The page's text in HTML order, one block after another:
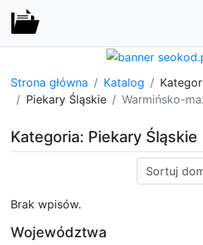
Strona główna Katalog
Piekary Śląskie
Warmińsko-
Kategoria: Piekary Śląskie
Sortuj:
Brak wpisów.
Województwa